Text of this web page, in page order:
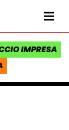
Toscana
IMPRESA